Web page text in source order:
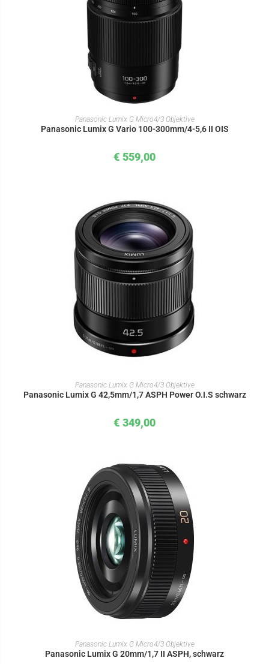
IN DEN WARENKORB
Panasonic Lumix G Micro4/3 Objektive
Panasonic Lumix G Vario 100-300mm/4-5,6 II OIS
€ 559,00
IN DEN WARENKORB
Panasonic Lumix G Micro4/3 Objektive
Panasonic Lumix G 42,5mm/1,7 ASPH Power O.I.S schwarz
€ 349,00
IN DEN WARENKORB
Panasonic Lumix G Micro4/3 Objektive
Panasonic Lumix G 20mm/1,7 II ASPH, schwarz